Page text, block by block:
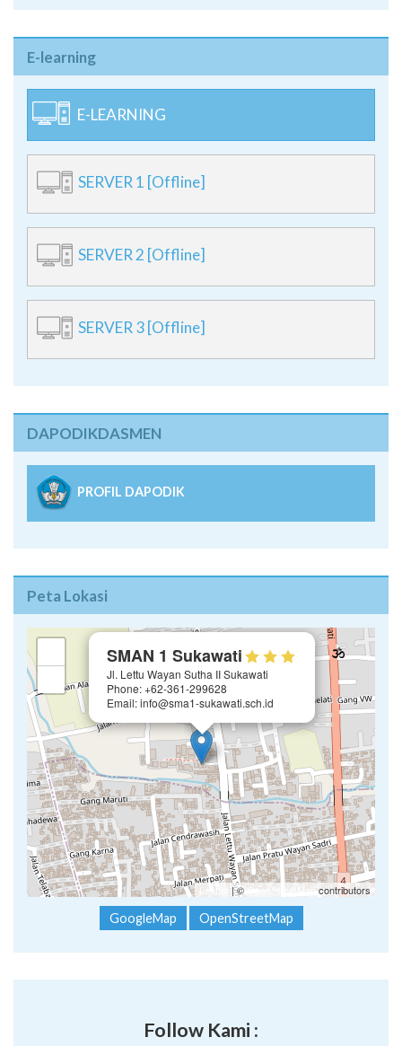
E-learning
E-LEARNING
SERVER 1 [Offline]
SERVER 2 [Offline]
SERVER 3 [Offline]
DAPODIKDASMEN
PROFIL DAPODIK
Peta Lokasi
SMAN 1 Sukawati
Jl. Lettu Wayan Sutha II Sukawati
Phone: +62-361-299628
Email: info@sma1-sukawati.sch.id
Leaflet | ©OpenStreetMap contributors
GoogleMap OpenStreetMap
Follow Kami :